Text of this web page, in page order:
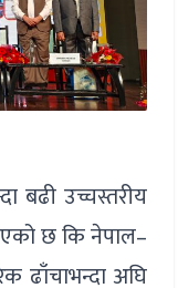
बढी उच्चस्तरीय
छ कि नेपाल–
ढाँचाभन्दा अघि